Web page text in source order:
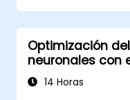
Optimización
neuronales con
14 Horas